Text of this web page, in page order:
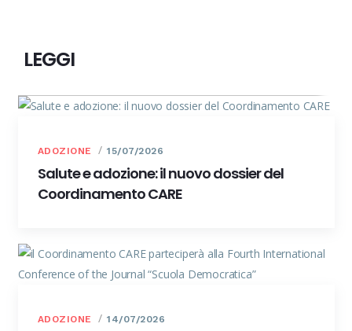
LEGGI
ADOZIONE 15/07/2026
Salute e adozione: il nuovo dossier del
Coordinamento CARE
ADOZIONE 14/07/2026